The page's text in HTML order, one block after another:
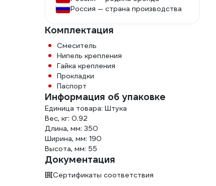
Россия — страна производства
Комплектация
Смеситель
Нипель крепления
Гайка крепления
Прокладки
Паспорт
Информация об упаковке
Единица товара: Штука
Вес, кг: 0.92
Длина, мм: 350
Ширина, мм: 190
Высота, мм: 55
Документация
Сертификаты соответствия